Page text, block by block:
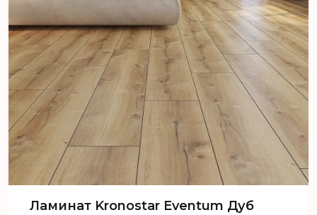
Ламинат Kronostar Eventum Дуб